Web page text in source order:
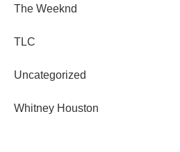
The Weeknd
TLC
Uncategorized
Whitney Houston